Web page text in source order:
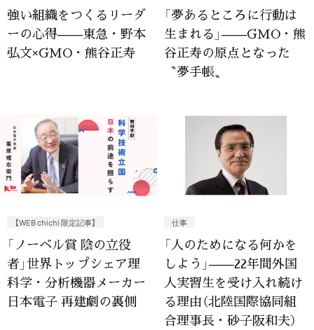
強い組織をつくるリーダ
ーの心得——東急・野本
弘文×GMO・熊谷正寿
「夢あるところに行動は
生まれる」——GMO・熊
谷正寿の原点となった
〝夢手帳〟
【WEB chichi 限定記事】
「ノーベル賞 陰の立役
者」世界トップシェア理
科学・分析機器メーカー
日本電子 再建劇の裏側
仕事
「人のためになる何かを
しよう」——22年間外国
人実習生を受け入れ続け
る理由（北陸国際協同組
合理事長・砂子阪和夫）